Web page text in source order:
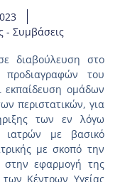
- Συμβάσεις
διαβούλευση στο
προδιαγραφών του
εκπαίδευση ομάδων
περιστατικών, για
των εν λόγω
ιατρών με βασικό
με σκοπό την
στην εφαρμογή της
των Κέντρων Υγείας